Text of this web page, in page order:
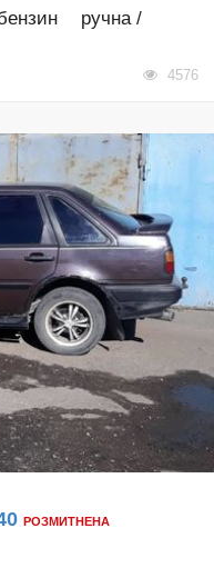
ручна /
4576
РОЗМИТНЕНА